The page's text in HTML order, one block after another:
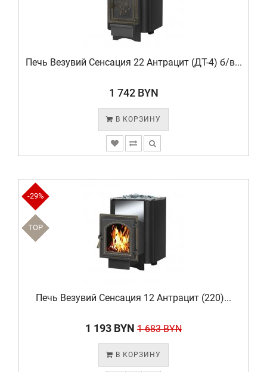
Печь Везувий Сенсация 22 Антрацит (ДТ-4) б/в...
1 742 BYN
В КОРЗИНУ
-29%
TOP
Печь Везувий Сенсация 12 Антрацит (220)...
1 193 BYN 1 683 BYN
В КОРЗИНУ